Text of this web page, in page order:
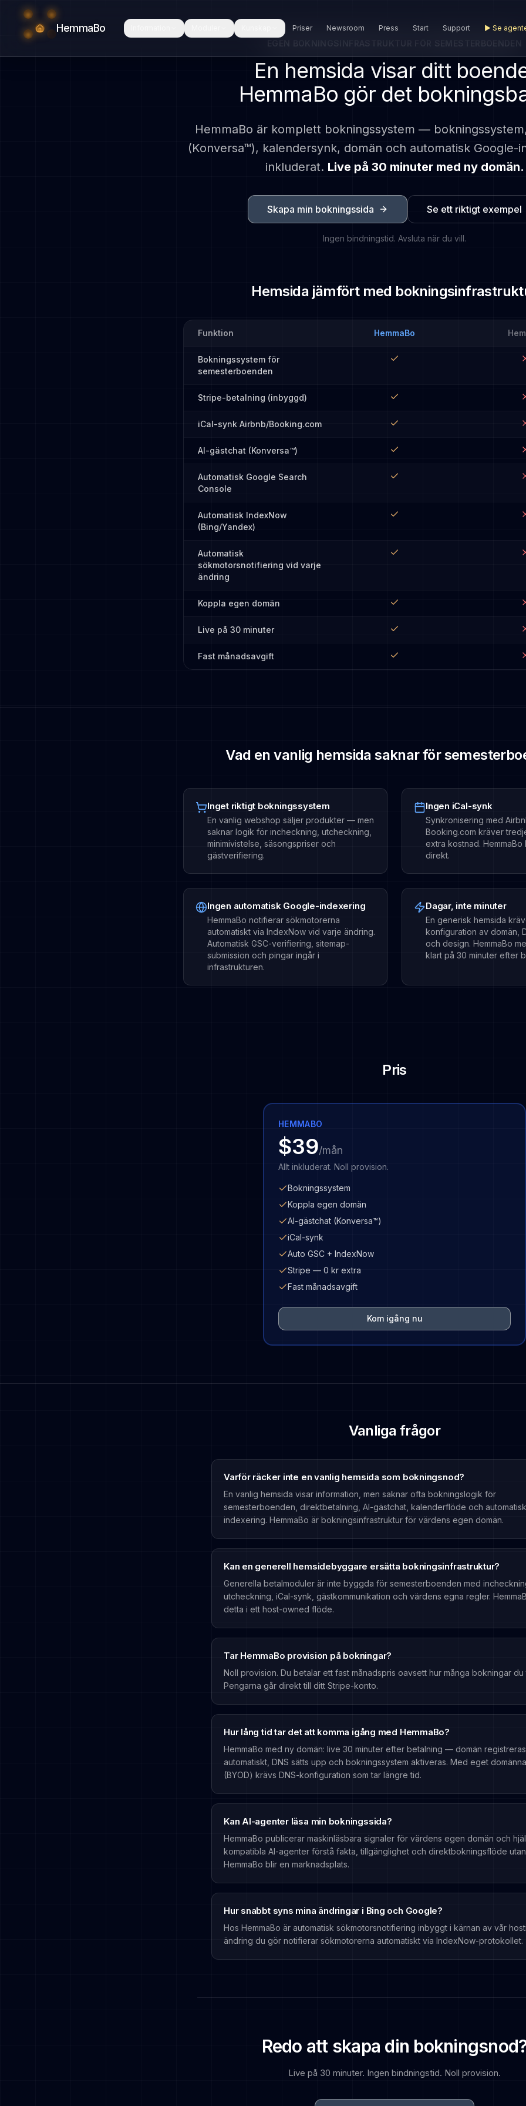
HemmaBo Priser Newsroom Press Start Support ▶Se
En hemsida visar ditt
HemmaBo gör det
HemmaBo är komplett bokningssystem —
(Konversa™), kalendersynk, domän och automatisk Google-
inkluderat. Live på 30 minuter med ny domän.
Skapa min bokningssida Se ett riktigt exempel
Ingen bindningstid. Avsluta när du vill.
Hemsida jämfört med
Funktion HemmaBo
Bokningssystem för
semesterboenden
Stripe-betalning (inbyggd)
iCal-synk Airbnb/Booking.com
AI-gästchat (Konversa™)
Automatisk Google Search
Console
Automatisk IndexNow
(Bing/Yandex)
Automatisk
sökmotorsnotifiering vid varje
ändring
Koppla egen domän
Live på 30 minuter
Fast månadsavgift
Vad en vanlig hemsida saknar för
Inget riktigt bokningssystem
En vanlig webshop säljer produkter — men
saknar logik för incheckning, utcheckning,
minimivistelse, säsongspriser och
gästverifiering.
Ingen iCal-synk
Synkronisering med
Booking.com kräver
extra kostnad.
direkt.
Ingen automatisk Google-indexering
HemmaBo notifierar sökmotorerna
automatiskt via IndexNow vid varje ändring.
Automatisk GSC-verifiering, sitemap-
submission och pingar ingår i
infrastrukturen.
Dagar, inte minuter
En generisk hemsida
konfiguration av domän,
och design. HemmaBo
klart på 30 minuter efter
Pris
HEMMABO
$39/mån
Allt inkluderat. Noll provision.
Bokningssystem
Koppla egen domän
AI-gästchat (Konversa™)
iCal-synk
Auto GSC + IndexNow
Stripe — 0 kr extra
Fast månadsavgift
Kom igång nu
Vanliga frågor
Varför räcker inte en vanlig hemsida som bokningsnod?
En vanlig hemsida visar information, men saknar ofta bokningslogik för
semesterboenden, direktbetalning, AI-gästchat, kalenderflöde och automatisk
indexering. HemmaBo är bokningsinfrastruktur för värdens egen domän.
Kan en generell hemsidebyggare ersätta bokningsinfrastruktur?
Generella betalmoduler är inte byggda för semesterboenden med
utcheckning, iCal-synk, gästkommunikation och värdens egna regler.
detta i ett host-owned flöde.
Tar HemmaBo provision på bokningar?
Noll provision. Du betalar ett fast månadspris oavsett hur många bokningar du
Pengarna går direkt till ditt Stripe-konto.
Hur lång tid tar det att komma igång med HemmaBo?
HemmaBo med ny domän: live 30 minuter efter betalning — domän registreras
automatiskt, DNS sätts upp och bokningssystem aktiveras. Med eget
(BYOD) krävs DNS-konfiguration som tar längre tid.
Kan AI-agenter läsa min bokningssida?
HemmaBo publicerar maskinläsbara signaler för värdens egen domän och
kompatibla AI-agenter förstå fakta, tillgänglighet och direktbokningsflöde
HemmaBo blir en marknadsplats.
Hur snabbt syns mina ändringar i Bing och Google?
Hos HemmaBo är automatisk sökmotorsnotifiering inbyggt i kärnan av vår
ändring du gör notifierar sökmotorerna automatiskt via IndexNow-protokollet.
Redo att skapa din
Live på 30 minuter. Ingen bindningstid. Noll provision.